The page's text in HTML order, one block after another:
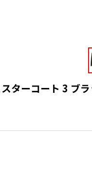
ターコート 3